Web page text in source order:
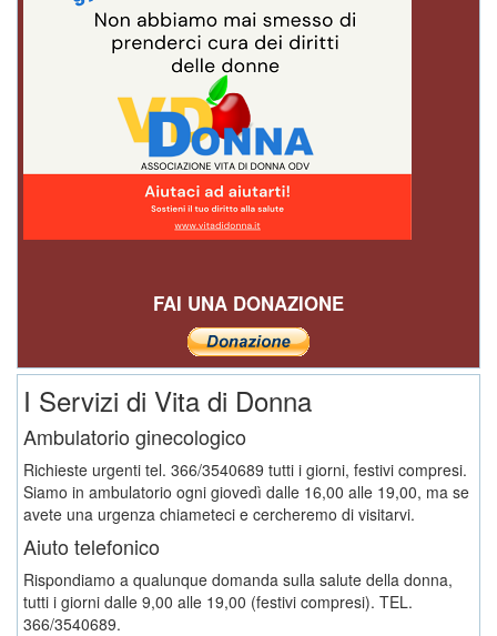
FAI UNA DONAZIONE
I Servizi di Vita di Donna
Ambulatorio ginecologico
Richieste urgenti tel. 366/3540689 tutti i giorni, festivi compresi.
Siamo in ambulatorio ogni giovedì dalle 16,00 alle 19,00, ma se
avete una urgenza chiameteci e cercheremo di visitarvi.
Aiuto telefonico
Rispondiamo a qualunque domanda sulla salute della donna,
tutti i giorni dalle 9,00 alle 19,00 (festivi compresi). TEL.
366/3540689.